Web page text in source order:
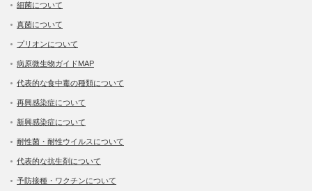
細菌について
真菌について
プリオンについて
病原微生物ガイドMAP
代表的な食中毒の種類について
再興感染症について
新興感染症について
耐性菌・耐性ウイルスについて
代表的な抗生剤について
予防接種・ワクチンについて